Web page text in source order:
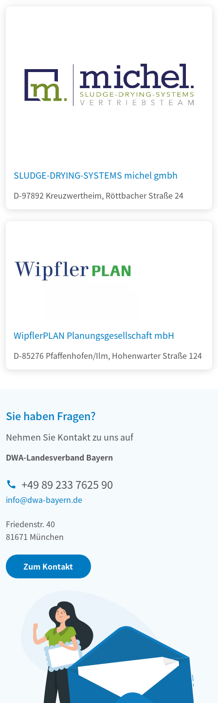
SLUDGE-DRYING-SYSTEMS michel gmbh
D-97892 Kreuzwertheim, Röttbacher Straße 24
WipflerPLAN Planungsgesellschaft mbH
D-85276 Pfaffenhofen/Ilm, Hohenwarter Straße 124
Sie haben Fragen?
Nehmen Sie Kontakt zu uns auf
DWA-Landesverband Bayern
+49 89 233 7625 90
info@dwa-bayern.de
Friedenstr. 40
81671 München
Zum Kontakt